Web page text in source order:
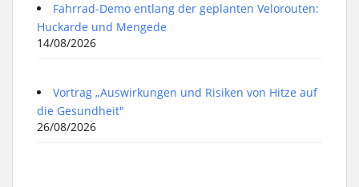
Fahrrad-Demo entlang der geplanten Velorouten:
Huckarde und Mengede
14/08/2026
Vortrag „Auswirkungen und Risiken von Hitze auf
die Gesundheit"
26/08/2026